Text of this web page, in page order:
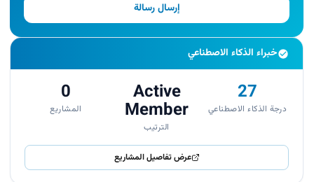
إرسال رسالة
خبراء الذكاء الاصطناعي
27
درجة الذكاء الاصطناعي
Active
Member
الترتيب
0
المشاريع
عرض تفاصيل المشاريع